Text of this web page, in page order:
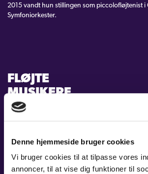
Denne hjemmeside bruger cookies
Vi bruger cookies til at tilpasse vores
annoncer, til at vise dig funktioner til
2015 vandt hun stillingen som piccolofløjtenist i
Symfoniorkester.
FLØJTE
MUSIKERE